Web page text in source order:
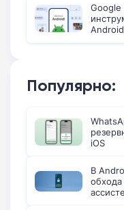
Популярно:
iOS
В